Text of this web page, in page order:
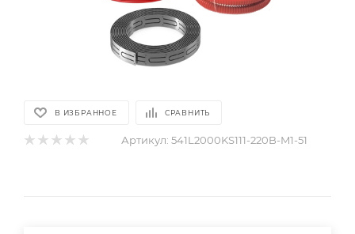
В ИЗБРАННОЕ СРАВНИТЬ
Артикул: 541L2000KS111-220B-M1-51